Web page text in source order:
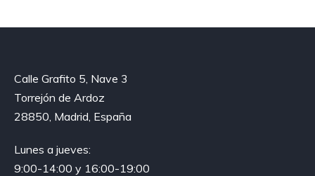
Calle Grafito 5, Nave 3
Torrejón de Ardoz
28850, Madrid, España
Lunes a jueves:
9:00-14:00 y 16:00-19:00